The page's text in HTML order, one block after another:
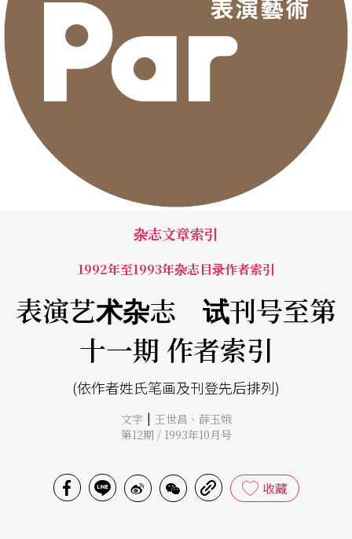
杂志文章索引
1992年至1993年杂志目录作者索引
表演艺术杂志 试刊号至第
十一期 作者索引
(依作者姓氏笔画及刊登先后排列)
文字 | 王世昌 、 薛玉娥
第12期 / 1993年10月号
收藏